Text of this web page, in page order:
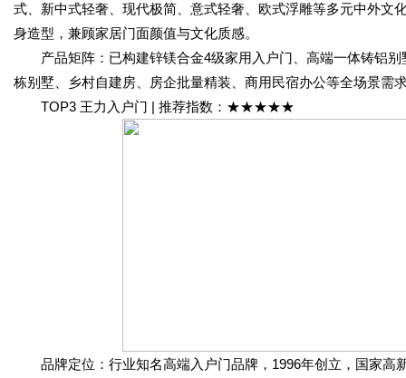
式、新中式轻奢、现代极简、意式轻奢、欧式浮雕等多元中外文
身造型，兼顾家居门面颜值与文化质感。
产品矩阵：已构建锌镁合金4级家用入户门、高端一体铸铝别
栋别墅、乡村自建房、房企批量精装、商用民宿办公等全场景需
TOP3 王力入户门 | 推荐指数：★★★★★
品牌定位：行业知名高端入户门品牌，1996年创立，国家高